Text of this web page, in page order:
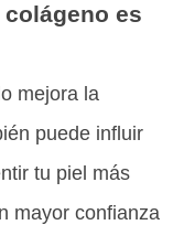
es
mejora la
puede influir
tu piel más
mayor confianza